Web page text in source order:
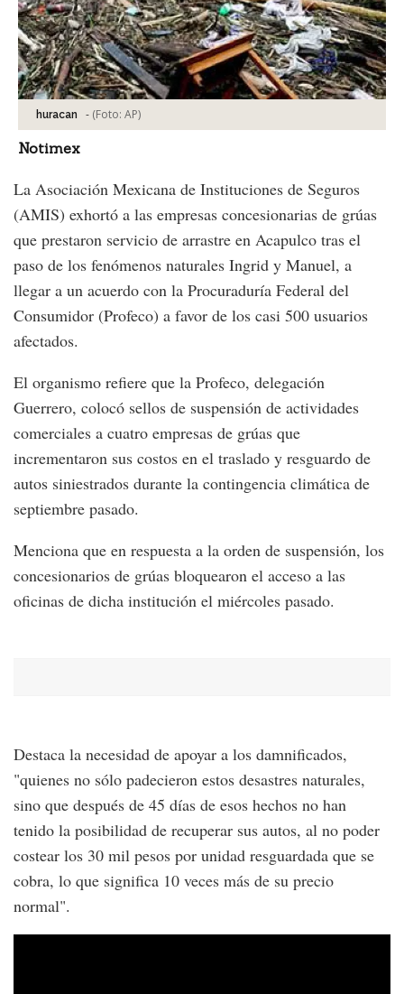
huracan - (Foto: AP)
Notimex
La Asociación Mexicana de Instituciones de Seguros
(AMIS) exhortó a las empresas concesionarias de grúas
que prestaron servicio de arrastre en Acapulco tras el
paso de los fenómenos naturales Ingrid y Manuel, a
llegar a un acuerdo con la Procuraduría Federal del
Consumidor (Profeco) a favor de los casi 500 usuarios
afectados.
El organismo refiere que la Profeco, delegación
Guerrero, colocó sellos de suspensión de actividades
comerciales a cuatro empresas de grúas que
incrementaron sus costos en el traslado y resguardo de
autos siniestrados durante la contingencia climática de
septiembre pasado.
Menciona que en respuesta a la orden de suspensión, los
concesionarios de grúas bloquearon el acceso a las
oficinas de dicha institución el miércoles pasado.
Destaca la necesidad de apoyar a los damnificados,
"quienes no sólo padecieron estos desastres naturales,
sino que después de 45 días de esos hechos no han
tenido la posibilidad de recuperar sus autos, al no poder
costear los 30 mil pesos por unidad resguardada que se
cobra, lo que significa 10 veces más de su precio
normal".